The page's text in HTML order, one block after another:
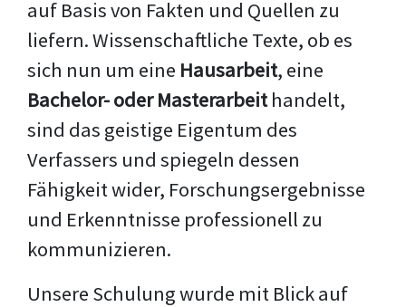
auf Basis von Fakten und Quellen zu
liefern. Wissenschaftliche Texte, ob es
sich nun um eine Hausarbeit, eine
Bachelor- oder Masterarbeithandelt,
sind das geistige Eigentum des
Verfassers und spiegeln dessen
Fähigkeit wider, Forschungsergebnisse
und Erkenntnisse professionell zu
kommunizieren.
Unsere Schulung wurde mit Blick auf